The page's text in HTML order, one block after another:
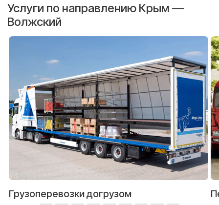
Услуги по направлению Крым —
Волжский
Грузоперевозки догрузом